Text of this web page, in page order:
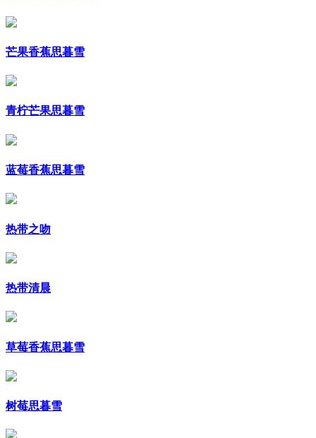
芒果香蕉思暮雪
青柠芒果思暮雪
蓝莓香蕉思暮雪
热带之吻
热带清晨
草莓香蕉思暮雪
树莓思暮雪